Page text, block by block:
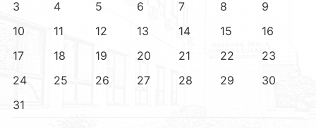
3
4 5 6 7 8
9
10
11 12 13 14 15
16
17
18 19 20 21 22
23
24
25 26 27 28 29
30
31